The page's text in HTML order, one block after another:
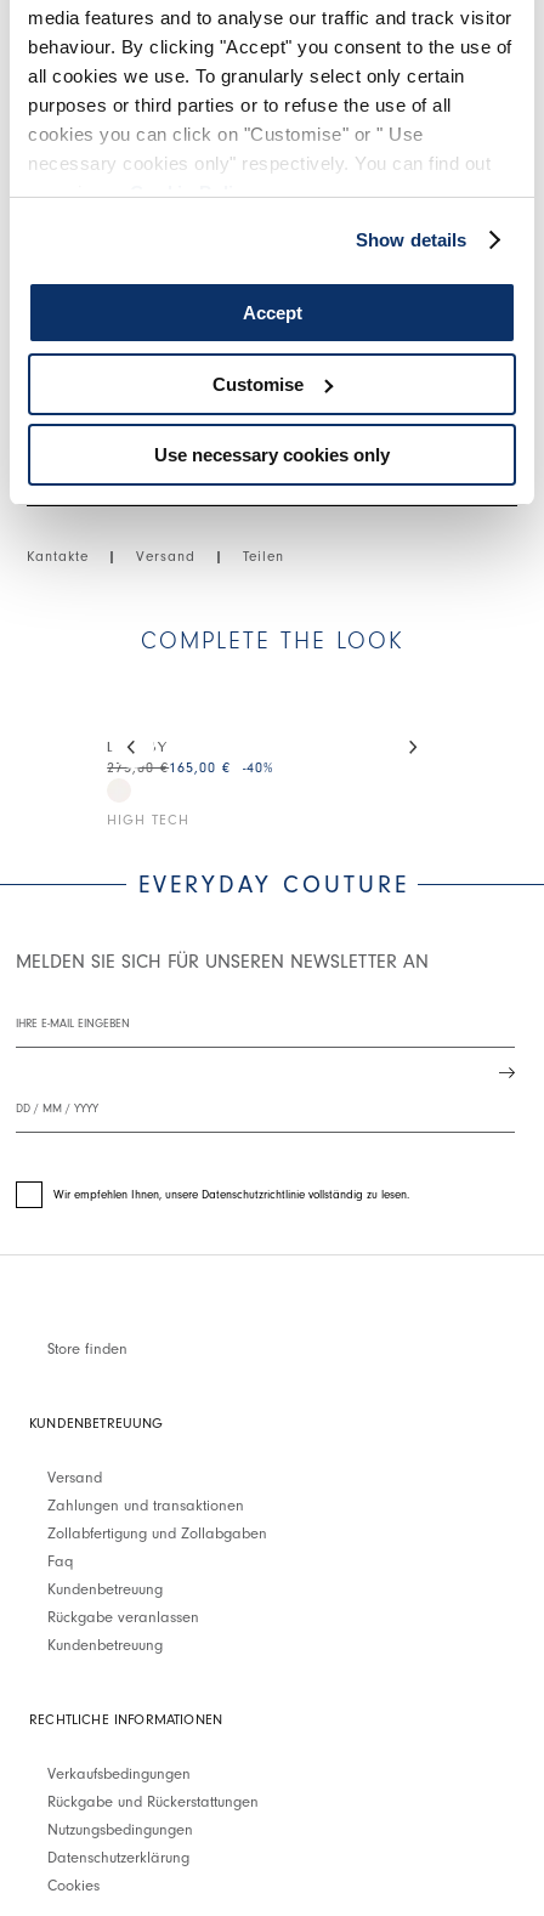
media features and to analyse our traffic and track visitor
behaviour. By clicking "Accept" you consent to the use of
all cookies we use. To granularly select only certain
purposes or third parties or to refuse the use of all
cookies you can click on "Customise" or " Use
necessary cookies only" respectively. You can find out
more in ourCookie Policy.
Show details
Accept
Customise
Use necessary cookies only
STILISTISCHE HINWEISE
Puristisch und leicht, nimmt das ärmellose Top Lulliby mit
seiner A-Linie und dem Ausschnitt Anleihe bei Kaftanen und
wird durch eine raffinierte Stickerei entlang des Saums
Stickerei. Unregelmäßiger Saum. Ohne Verschluss.
• Satin-Crêpon, leichtes Gewicht, fließender Griff.
GRÖSSE & PASSFORM
EINZELHEITEN ZUM PRODUKT
Kantakte | Versand | Teilen
COMPLETE THE LOOK
LULLIBY
HIGH TECH
275,00 €165,00 € -40%
EVERYDAY COUTURE
MELDEN SIE SICH FÜR UNSEREN NEWSLETTER AN
Wir empfehlen Ihnen, unsere Datenschutzrichtlinie vollständig zu lesen.
Store finden
KUNDENBETREUUNG
Versand
Zahlungen und transaktionen
Zollabfertigung und Zollabgaben
Faq
Kundenbetreuung
Rückgabe veranlassen
Kundenbetreuung
RECHTLICHE INFORMATIONEN
Verkaufsbedingungen
Rückgabe und Rückerstattungen
Nutzungsbedingungen
Datenschutzerklärung
Cookies